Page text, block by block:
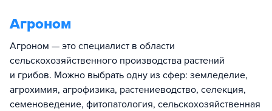
Агроном
Агроном — это специалист в области
сельскохозяйственного производства растений
и грибов. Можно выбрать одну из сфер: земледелие,
агрохимия, агрофизика, растениеводство, селекция,
семеноведение, фитопатология, сельскохозяйственная